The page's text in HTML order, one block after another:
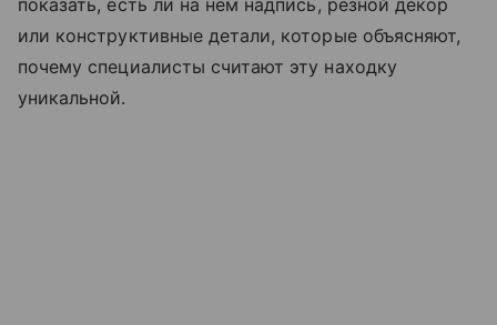
показать, есть ли на нем надпись, резной декор
или конструктивные детали, которые объясняют,
почему специалисты считают эту находку
уникальной.